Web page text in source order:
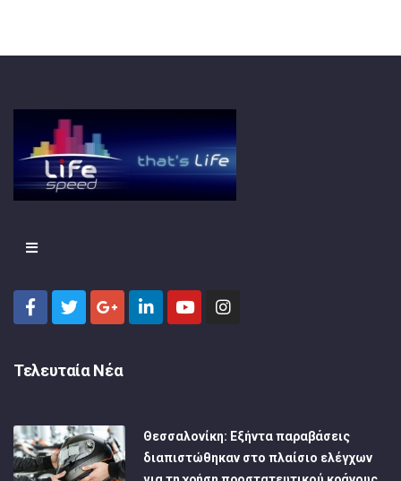
Τελευταία Νέα
Θεσσαλονίκη: Εξήντα παραβάσεις
διαπιστώθηκαν στο πλαίσιο ελέγχων